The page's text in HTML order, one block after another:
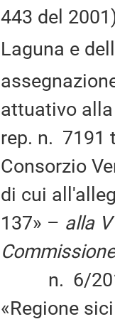
443 del
Laguna e
attuativo
rep. n. 7191
Consorzio
di cui
137» – alla
n. 6/2015
«Regione